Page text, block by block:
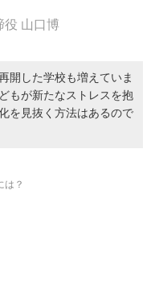
役 山口博
開した学校も増えていま
もが新たなストレスを抱
を見抜く方法はあるので
は？